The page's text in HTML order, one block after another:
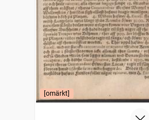
[omärkt]